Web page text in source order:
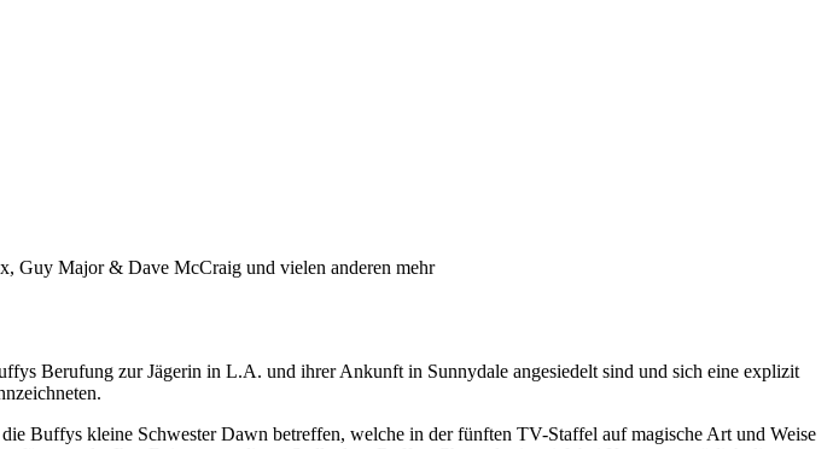
Guy Major & Dave McCraig und vielen anderen mehr
Berufung zur Jägerin in L.A. und ihrer Ankunft in Sunnydale angesiedelt sind und sich eine explizit
Buffys kleine Schwester Dawn betreffen, welche in der fünften TV-Staffel auf magische Art und Weise